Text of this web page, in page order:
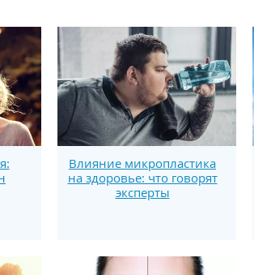
Влияние микропластика
на здоровье: что говорят
эксперты